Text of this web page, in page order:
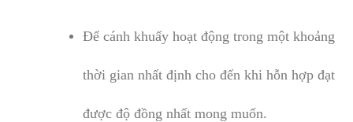
Để cánh khuấy hoạt động trong một khoảng
thời gian nhất định cho đến khi hỗn hợp đạt
được độ đồng nhất mong muốn.